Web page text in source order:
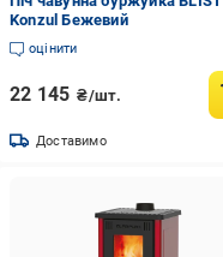
Konzul Бежевий
оцінити
22 145 ₴/шт.
Доставимо